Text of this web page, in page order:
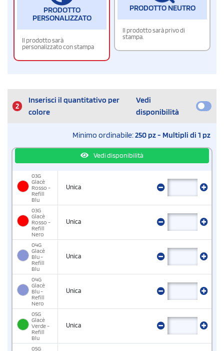
PRODOTTO
PERSONALIZZATO
Il prodotto sarà
personalizzato con stampa
PRODOTTO NEUTRO
Il prodotto sarà privo di
stampa.
2
Inserisci il quantitativo per
colore
Vedi
disponibilità
Minimo ordinabile:250 pz - Multipli di 1 pz
Vedi disponibilità
03G
Glacè
Rosso -
Refill
Blu
Unica
03G
Glacè
Rosso -
Refill
Nero
Unica
04G
Glacè
Blu -
Refill
Blu
Unica
04G
Glacè
Blu -
Refill
Nero
Unica
05G
Glacè
Verde -
Refill
Blu
Unica
05G